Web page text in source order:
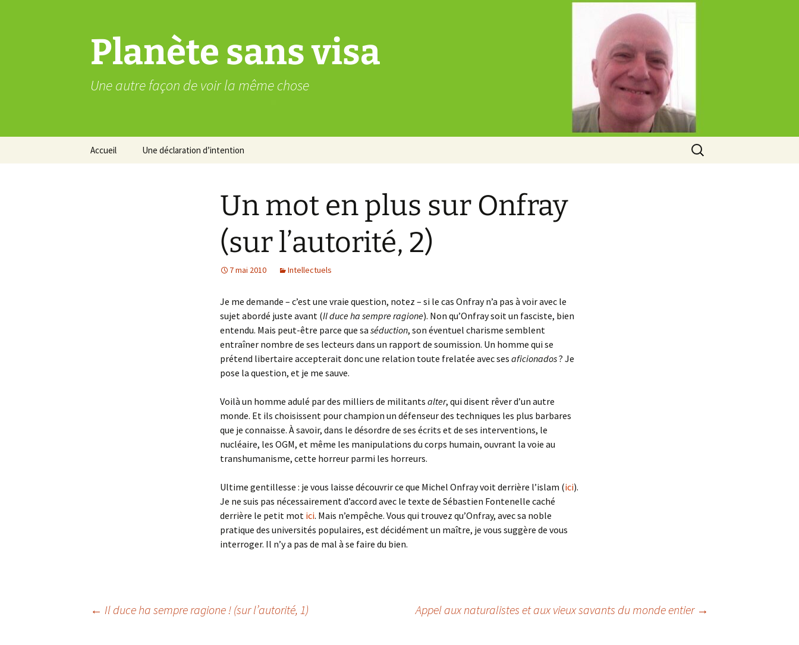
Planète sans visa
Une autre façon de voir la même chose
Accueil Une déclaration d’intention
Rechercher :
Un mot en plus sur Onfray
(sur l’autorité, 2)
7 mai 2010 Intellectuels
Je me demande – c’est une vraie question, notez – si le cas Onfray n’a pas à voir avec le
sujet abordé juste avant (Il duce ha sempre ragione). Non qu’Onfray soit un fasciste, bien
entendu. Mais peut-être parce que sa séduction, son éventuel charisme semblent
entraîner nombre de ses lecteurs dans un rapport de soumission. Un homme qui se
prétend libertaire accepterait donc une relation toute frelatée avec ses aficionados? Je
pose la question, et je me sauve.
Voilà un homme adulé par des milliers de militants alter, qui disent rêver d’un autre
monde. Et ils choisissent pour champion un défenseur des techniques les plus barbares
que je connaisse. À savoir, dans le désordre de ses écrits et de ses interventions, le
nucléaire, les OGM, et même les manipulations du corps humain, ouvrant la voie au
transhumanisme, cette horreur parmi les horreurs.
Ultime gentillesse : je vous laisse découvrir ce que Michel Onfray voit derrière l’islam (ici).
Je ne suis pas nécessairement d’accord avec le texte de Sébastien Fontenelle caché
derrière le petit mot ici. Mais n’empêche. Vous qui trouvez qu’Onfray, avec sa noble
pratique des universités populaires, est décidément un maître, je vous suggère de vous
interroger. Il n’y a pas de mal à se faire du bien.
Navigation
← Il duce ha sempre ragione ! (sur l’autorité, 1) Appel aux naturalistes et aux vieux savants du monde entier →